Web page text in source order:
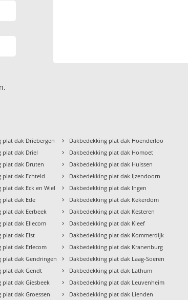
plat dak Driebergen
plat dak Driel
plat dak Druten
plat dak Echteld
plat dak Eck en Wiel
plat dak Ede
plat dak Eerbeek
plat dak Ellecom
plat dak Elst
plat dak Erlecom
plat dak Gendringen
plat dak Gendt
plat dak Giesbeek
plat dak Groessen
› Dakbedekking plat dak Hoenderloo
› Dakbedekking plat dak Homoet
› Dakbedekking plat dak Huissen
› Dakbedekking plat dak IJzendoorn
› Dakbedekking plat dak Ingen
› Dakbedekking plat dak Kekerdom
› Dakbedekking plat dak Kesteren
› Dakbedekking plat dak Kleef
› Dakbedekking plat dak Kommerdijk
› Dakbedekking plat dak Kranenburg
› Dakbedekking plat dak Laag-Soeren
› Dakbedekking plat dak Lathum
› Dakbedekking plat dak Leuvenheim
› Dakbedekking plat dak Lienden